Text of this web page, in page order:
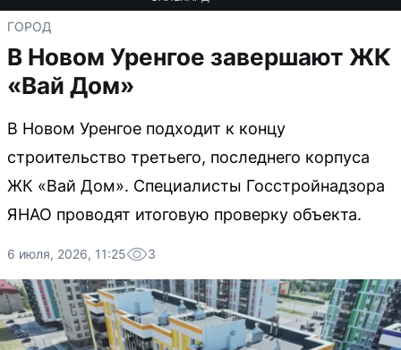
ГОРОД
В Новом Уренгое завершают ЖК
«Вай Дом»
В Новом Уренгое подходит к концу
строительство третьего, последнего корпуса
ЖК «Вай Дом». Специалисты Госстройнадзора
ЯНАО проводят итоговую проверку объекта.
6 июля, 2026, 11:25 3